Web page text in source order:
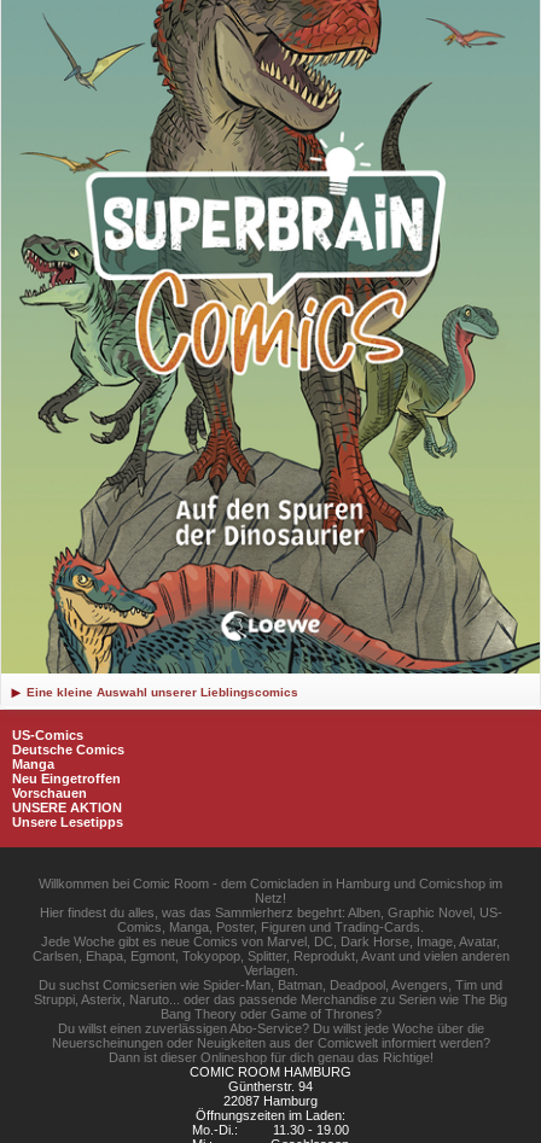
Eine kleine Auswahl unserer Lieblingscomics
US-Comics
Deutsche Comics
Manga
Neu Eingetroffen
Vorschauen
UNSERE AKTION
Unsere Lesetipps
Willkommen bei Comic Room - dem Comicladen in Hamburg und Comicshop im
Netz!
Hier findest du alles, was das Sammlerherz begehrt: Alben, Graphic Novel, US-
Comics, Manga, Poster, Figuren und Trading-Cards.
Jede Woche gibt es neue Comics von Marvel, DC, Dark Horse, Image, Avatar,
Carlsen, Ehapa, Egmont, Tokyopop, Splitter, Reprodukt, Avant und vielen anderen
Verlagen.
Du suchst Comicserien wie Spider-Man, Batman, Deadpool, Avengers, Tim und
Struppi, Asterix, Naruto... oder das passende Merchandise zu Serien wie The Big
Bang Theory oder Game of Thrones?
Du willst einen zuverlässigen Abo-Service? Du willst jede Woche über die
Neuerscheinungen oder Neuigkeiten aus der Comicwelt informiert werden?
Dann ist dieser Onlineshop für dich genau das Richtige!
COMIC ROOM HAMBURG
Güntherstr. 94
22087 Hamburg
Öffnungszeiten im Laden:
Mo.-Di.:
11.30 - 19.00